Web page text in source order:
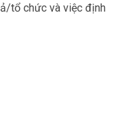
tổ chức và việc định